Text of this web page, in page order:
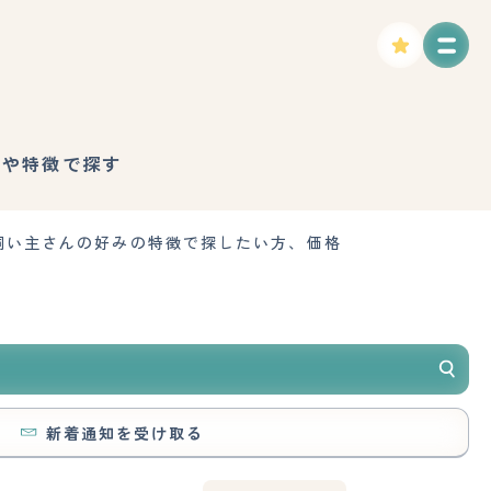
特徴で探す
主さんの好みの特徴で探したい方、価格
新着通知を受け取る